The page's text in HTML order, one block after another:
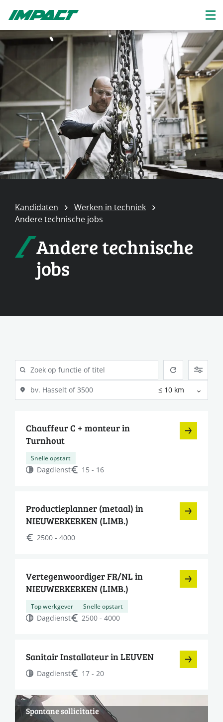
Kandidaten
Werken in techniek
Andere technische jobs
Andere technische
jobs
Chauffeur C + monteur in
Turnhout
Snelle opstart
Dagdienst 15 - 16
Productieplanner (metaal) in
NIEUWERKERKEN (LIMB.)
2500 - 4000
Vertegenwoordiger FR/NL in
NIEUWERKERKEN (LIMB.)
Top werkgever Snelle opstart
Dagdienst 2500 - 4000
Sanitair Installateur in LEUVEN
Dagdienst 17 - 20
Spontane sollicitatie